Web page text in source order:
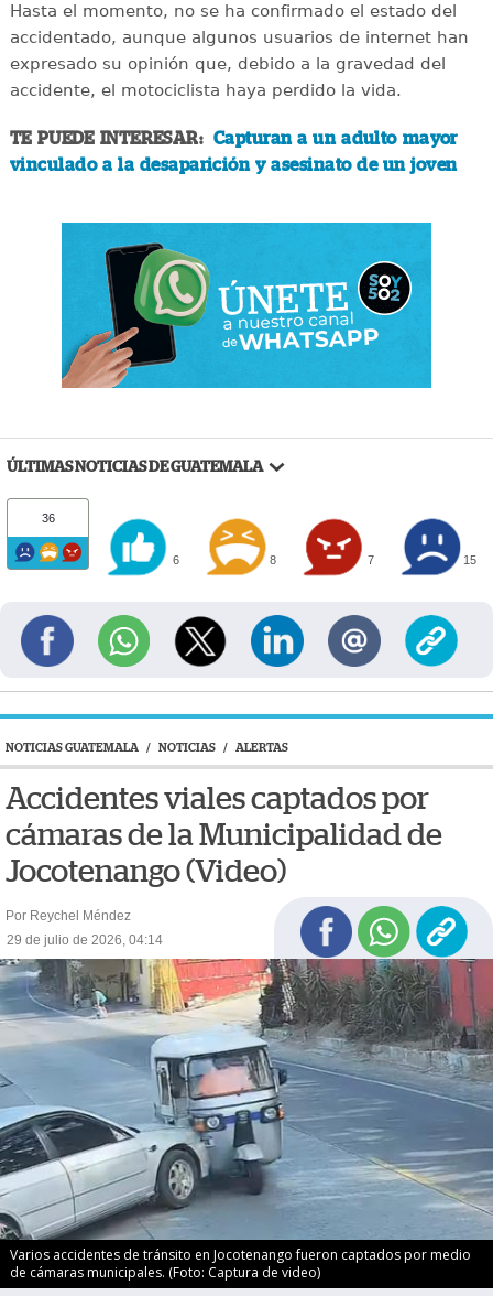
Hasta el momento, no se ha confirmado el estado del
accidentado, aunque algunos usuarios de internet han
expresado su opinión que, debido a la gravedad del
accidente, el motociclista haya perdido la vida.
TE PUEDE INTERESAR: Capturan a un adulto mayor
vinculado a la desaparición y asesinato de un joven
ÚLTIMAS NOTICIAS DE GUATEMALA
36
6 8 7 15
NOTICIAS GUATEMALA / NOTICIAS / ALERTAS
Accidentes viales captados por
cámaras de la Municipalidad de
Jocotenango (Video)
Por Reychel Méndez
29 de julio de 2026, 04:14
Varios accidentes de tránsito en Jocotenango fueron captados por medio
de cámaras municipales. (Foto: Captura de video)